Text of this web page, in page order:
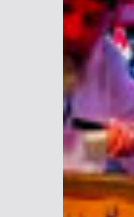
E-Mail-Adresse